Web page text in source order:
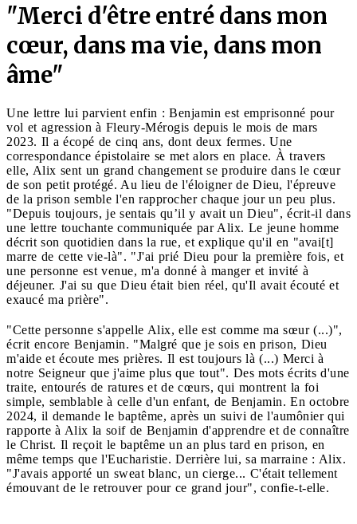
"Merci d'être entré dans mon
cœur, dans ma vie, dans mon
âme"
Une lettre lui parvient enfin : Benjamin est emprisonné pour
vol et agression à Fleury-Mérogis depuis le mois de mars
2023. Il a écopé de cinq ans, dont deux fermes. Une
correspondance épistolaire se met alors en place. À travers
elle, Alix sent un grand changement se produire dans le cœur
de son petit protégé. Au lieu de l'éloigner de Dieu, l'épreuve
de la prison semble l'en rapprocher chaque jour un peu plus.
"Depuis toujours, je sentais qu’il y avait un Dieu", écrit-il dans
une lettre touchante communiquée par Alix. Le jeune homme
décrit son quotidien dans la rue, et explique qu'il en "avai[t]
marre de cette vie-là". "J'ai prié Dieu pour la première fois, et
une personne est venue, m'a donné à manger et invité à
déjeuner. J'ai su que Dieu était bien réel, qu'Il avait écouté et
exaucé ma prière".
"Cette personne s'appelle Alix, elle est comme ma sœur (...)",
écrit encore Benjamin. "Malgré que je sois en prison, Dieu
m'aide et écoute mes prières. Il est toujours là (...) Merci à
notre Seigneur que j'aime plus que tout". Des mots écrits d'une
traite, entourés de ratures et de cœurs, qui montrent la foi
simple, semblable à celle d'un enfant, de Benjamin. En octobre
2024, il demande le baptême, après un suivi de l'aumônier qui
rapporte à Alix la soif de Benjamin d'apprendre et de connaître
le Christ. Il reçoit le baptême un an plus tard en prison, en
même temps que l'Eucharistie. Derrière lui, sa marraine : Alix.
"J'avais apporté un sweat blanc, un cierge... C'était tellement
émouvant de le retrouver pour ce grand jour", confie-t-elle.